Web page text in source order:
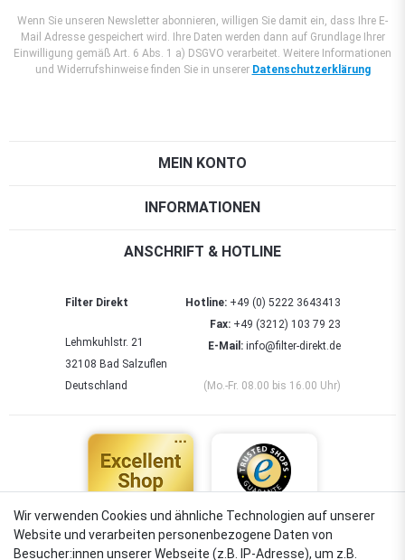
Wenn Sie unseren Newsletter abonnieren, willigen Sie damit ein, dass Ihre E-
Mail Adresse gespeichert wird. Ihre Daten werden dann auf Grundlage Ihrer
Einwilligung gemäß Art. 6 Abs. 1 a) DSGVO verarbeitet. Weitere Informationen
und Widerrufshinweise finden Sie in unserer Datenschutzerklärung
MEIN KONTO
INFORMATIONEN
ANSCHRIFT & HOTLINE
Filter Direkt
Lehmkuhlstr. 21
32108 Bad Salzuflen
Deutschland
Hotline:+49 (0) 5222 3643413
Fax:+49 (3212) 103 79 23
E-Mail:info@filter-direkt.de
(Mo.-Fr. 08.00 bis 16.00 Uhr)
4,88
Wir verwenden Cookies und ähnliche Technologien auf unserer
Website und verarbeiten personenbezogene Daten von
Besucher:innen unserer Webseite (z.B. IP-Adresse), um z.B.